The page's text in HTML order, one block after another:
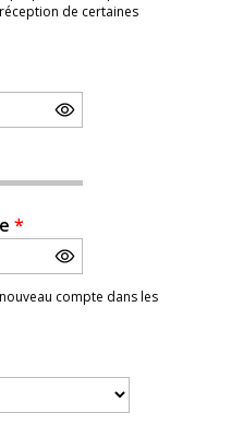
de certaines
*
compte dans les